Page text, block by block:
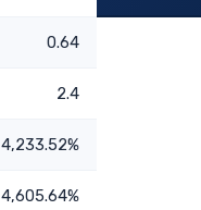
0.64
2.4
4,233.52%
4,605.64%